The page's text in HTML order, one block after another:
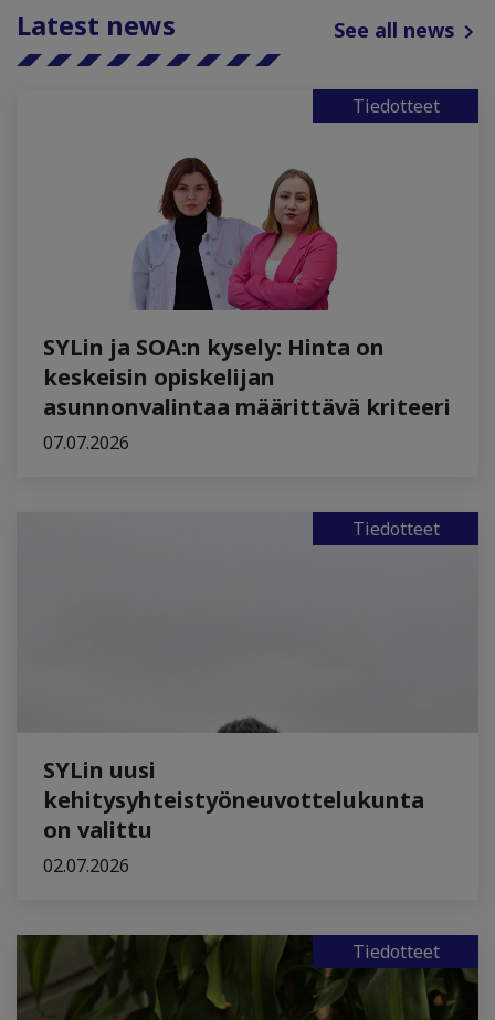
Latest news See all news
Tiedotteet
SYLin ja SOA:n kysely: Hinta on
keskeisin opiskelijan
asunnonvalintaa määrittävä kriteeri
07.07.2026
Tiedotteet
SYLin uusi
kehitysyhteistyöneuvottelukunta
on valittu
02.07.2026
Tiedotteet